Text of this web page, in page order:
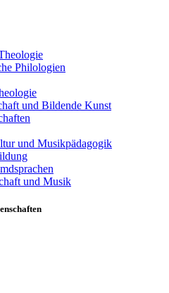
Philologien
und Bildende Kunst
und Musikpädagogik
und Musik